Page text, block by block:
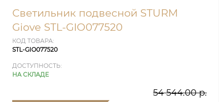
Светильник подвесной STURM
Giove STL-GIO077520
КОД ТОВАРА:
STL-GIO077520
ДОСТУПНОСТЬ:
НА СКЛАДЕ
54 544.00 р.